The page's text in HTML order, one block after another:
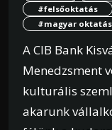
#felsőoktatás
#magyar oktatás
A CIB Bank
Menedzsment
kulturális
akarunk